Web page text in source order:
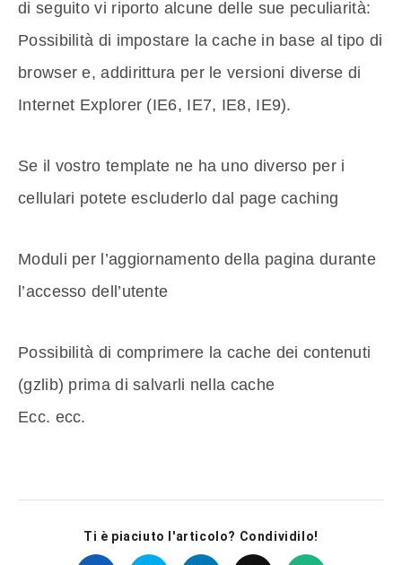
di seguito vi riporto alcune delle sue peculiarità:
Possibilità di impostare la cache in base al tipo di
browser e, addirittura per le versioni diverse di
Internet Explorer (IE6, IE7, IE8, IE9).
Se il vostro template ne ha uno diverso per i
cellulari potete escluderlo dal page caching
Moduli per l’aggiornamento della pagina durante
l’accesso dell’utente
Possibilità di comprimere la cache dei contenuti
(gzlib) prima di salvarli nella cache
Ecc. ecc.
Ti è piaciuto l'articolo? Condividilo!